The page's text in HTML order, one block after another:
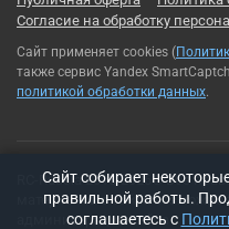
Согласие на обработку
Сайт применяет cookies (
также сервис Yandex
политикой обработки данных.
RC-Russia 2013-2026© Все
материалов с сайта
администрации сайта
Cайт собирает
правильной работы.
соглашаетесь с